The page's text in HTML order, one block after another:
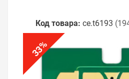
Код товара: ce.t6193
33
%